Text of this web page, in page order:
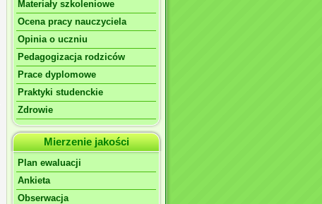
Materiały szkoleniowe
Ocena pracy nauczyciela
Opinia o uczniu
Pedagogizacja rodziców
Prace dyplomowe
Praktyki studenckie
Zdrowie
Mierzenie jakości
Plan ewaluacji
Ankieta
Obserwacja